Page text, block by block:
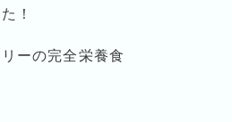
！
ーの完全栄養食